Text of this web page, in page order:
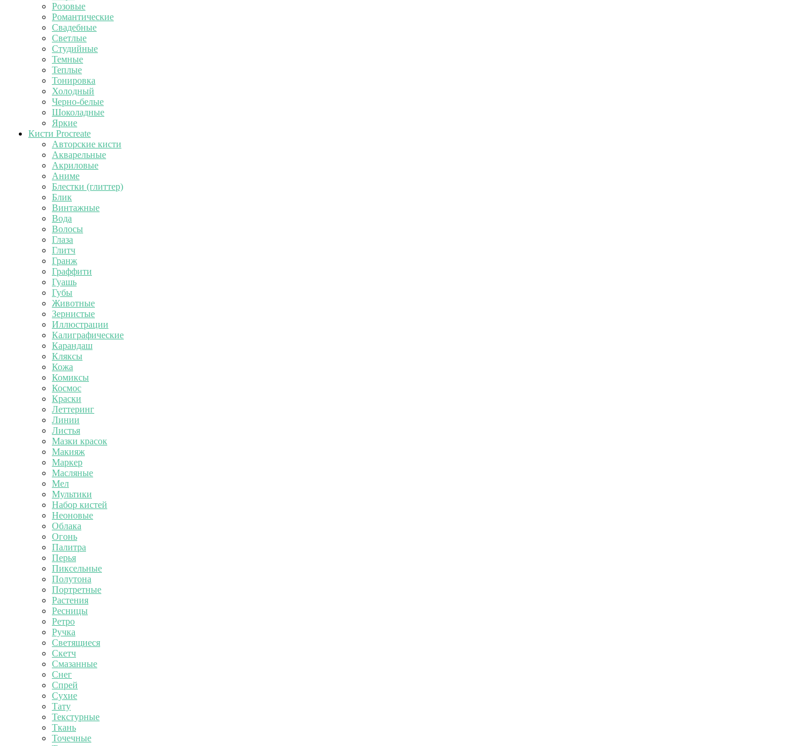
Розовые
Романтические
Свадебные
Светлые
Студийные
Темные
Теплые
Тонировка
Холодный
Черно-белые
Шоколадные
Яркие
Кисти Procreate
Авторские кисти
Акварельные
Акриловые
Аниме
Блестки (глиттер)
Блик
Винтажные
Вода
Волосы
Глаза
Глитч
Гранж
Граффити
Гуашь
Губы
Животные
Зернистые
Иллюстрации
Калиграфические
Карандаш
Кляксы
Кожа
Комиксы
Космос
Краски
Леттеринг
Линии
Листья
Мазки красок
Макияж
Маркер
Масляные
Мел
Мультики
Набор кистей
Неоновые
Облака
Огонь
Палитра
Перья
Пиксельные
Полутона
Портретные
Растения
Ресницы
Ретро
Ручка
Светящиеся
Скетч
Смазанные
Снег
Спрей
Сухие
Тату
Текстурные
Ткань
Точечные